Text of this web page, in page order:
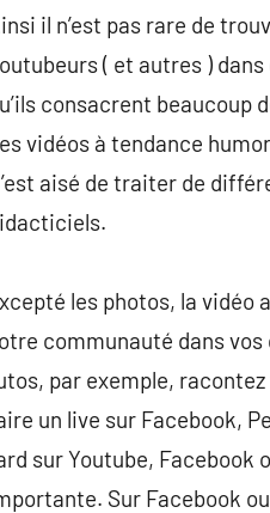
il n’est pas rare de
( et autres )
consacrent beaucoup
vidéos à tendance
aisé de traiter de
les photos, la vidéo
communauté dans
par exemple,
un live sur Facebook,
sur Youtube, Facebook
Sur Facebook